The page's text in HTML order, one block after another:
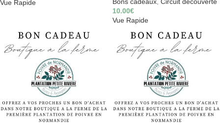
Vue Rapide Bons cadeaux, Circuit découverte
10.00€
Vue Rapide